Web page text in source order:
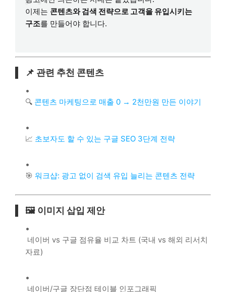
이제는 콘텐츠와 검색 전략으로 고객을 유입시키는
구조를 만들어야 합니다.
📌 관련 추천 콘텐츠
🔍 콘텐츠 마케팅으로 매출 0 → 2천만원 만든 이야기
📈 초보자도 할 수 있는 구글 SEO 3단계 전략
🎯 워크샵: 광고 없이 검색 유입 늘리는 콘텐츠 전략
🖼️ 이미지 삽입 제안
네이버 vs 구글 점유율 비교 차트 (국내 vs 해외 리서치
자료)
네이버/구글 장단점 테이블 인포그래픽